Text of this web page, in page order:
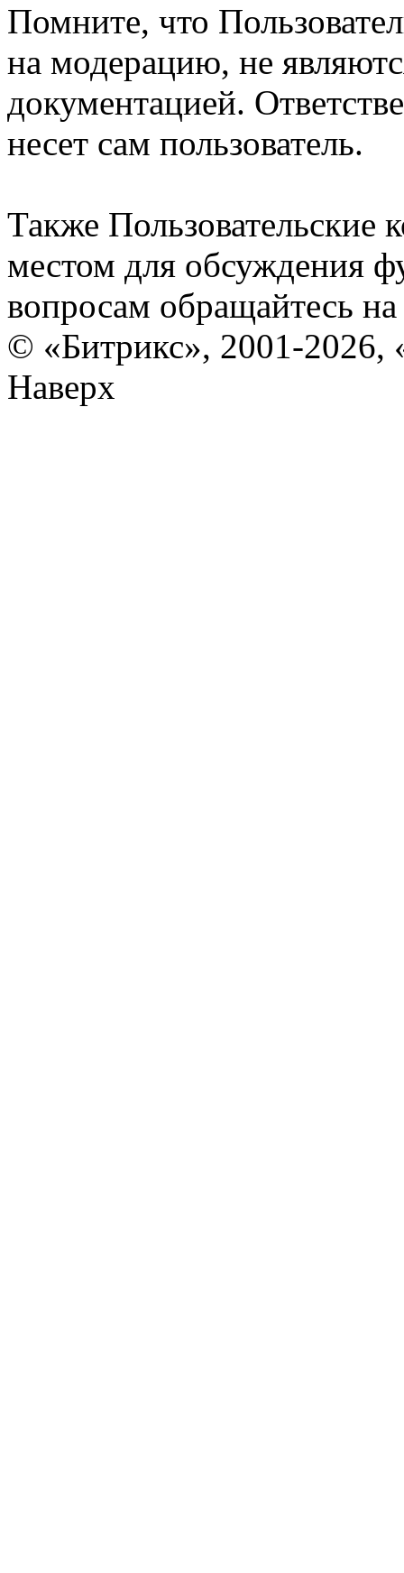
Помните, что
на модерацию, не
документацией.
несет сам пользователь.
Также Пользовательские
местом для обсуждения
вопросам обращайтесь
© «Битрикс», 2001-2026,
Наверх